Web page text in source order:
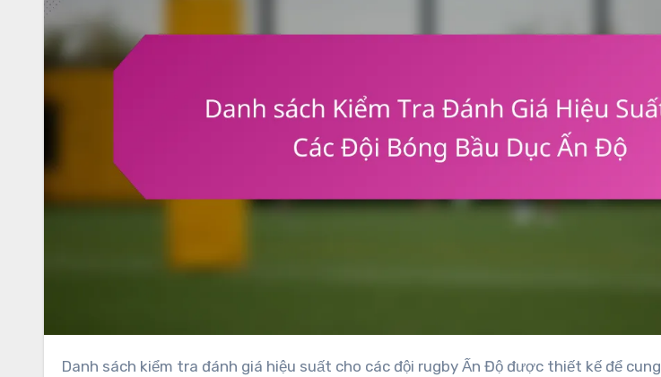
Danh sách kiểm tra đánh giá hiệu suất cho các đội rugby Ấn Độ được thiết kế để cung cấp một cách tiếp cận có